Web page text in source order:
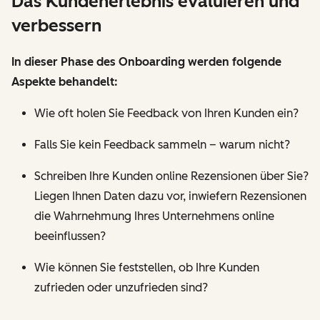
verbessern
In dieser Phase des Onboarding werden folgende
Aspekte behandelt:
Wie oft holen Sie Feedback von Ihren Kunden ein?
Falls Sie kein Feedback sammeln – warum nicht?
Schreiben Ihre Kunden online Rezensionen über Sie?
Liegen Ihnen Daten dazu vor, inwiefern Rezensionen
die Wahrnehmung Ihres Unternehmens online
beeinflussen?
Wie können Sie feststellen, ob Ihre Kunden
zufrieden oder unzufrieden sind?